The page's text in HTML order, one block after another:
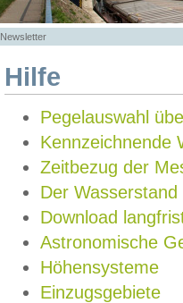
Newsletter
Hilfe
Pegelauswahl
Kennzeichnende
Zeitbezug der
Der Wasserstand
Download
Astronomische
Höhensysteme
Einzugsgebiete